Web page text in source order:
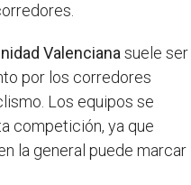
Valenciana suele ser
por los corredores
Los equipos se
competición, ya que
la general puede marcar